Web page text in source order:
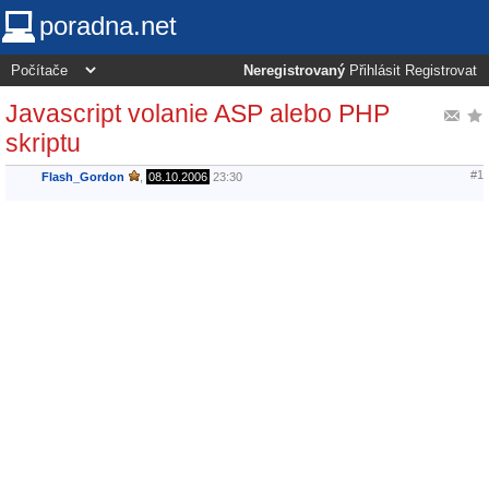
poradna.net
Neregistrovaný Přihlásit Registrovat
Javascript volanie ASP alebo PHP
skriptu
Flash_Gordon 08.10.2006 23:30 #1